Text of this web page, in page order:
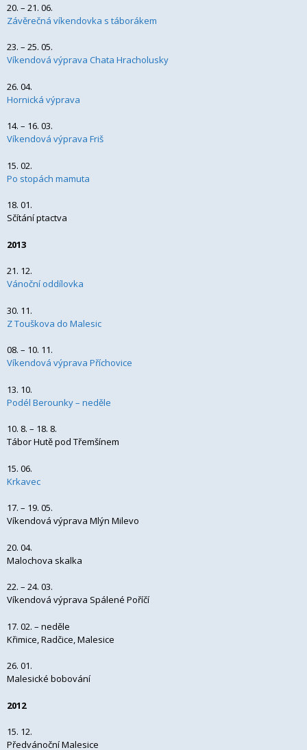
20. – 21. 06.
Závěrečná víkendovka s táborákem
23. – 25. 05.
Víkendová výprava Chata Hracholusky
26. 04.
Hornická výprava
14. – 16. 03.
Víkendová výprava Friš
15. 02.
Po stopách mamuta
18. 01.
Sčítání ptactva
2013
21. 12.
Vánoční oddílovka
30. 11.
Z Touškova do Malesic
08. – 10. 11.
Víkendová výprava Příchovice
13. 10.
Podél Berounky – neděle
10. 8. – 18. 8.
Tábor Hutě pod Třemšínem
15. 06.
Krkavec
17. – 19. 05.
Víkendová výprava Mlýn Milevo
20. 04.
Malochova skalka
22. – 24. 03.
Víkendová výprava Spálené Poříčí
17. 02. – neděle
Křimice, Radčice, Malesice
26. 01.
Malesické bobování
2012
15. 12.
Předvánoční Malesice